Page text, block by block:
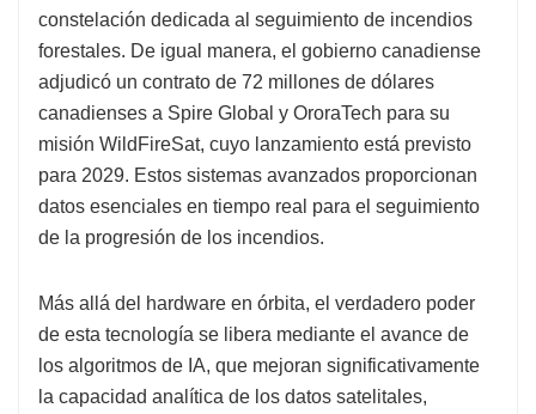
constelación dedicada al seguimiento de incendios
forestales. De igual manera, el gobierno canadiense
adjudicó un contrato de 72 millones de dólares
canadienses a Spire Global y OroraTech para su
misión WildFireSat, cuyo lanzamiento está previsto
para 2029. Estos sistemas avanzados proporcionan
datos esenciales en tiempo real para el seguimiento
de la progresión de los incendios.
Más allá del hardware en órbita, el verdadero poder
de esta tecnología se libera mediante el avance de
los algoritmos de IA, que mejoran significativamente
la capacidad analítica de los datos satelitales,